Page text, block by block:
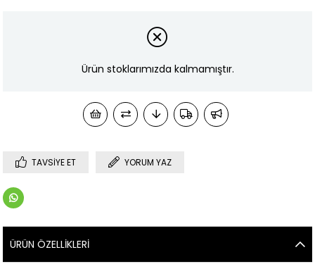
Ürün stoklarımızda kalmamıştır.
TAVSIYE ET YORUM YAZ
ÜRÜN ÖZELLIKLERI